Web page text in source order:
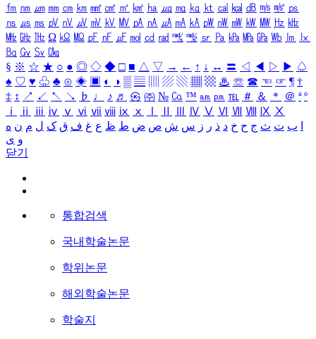
㎙ ㎚ ㎛ ㎜ ㎝ ㎞ ㎟ ㎠ ㎡ ㎢ ㏊ ㎍ ㎎ ㎏ ㏏ ㎈ ㎉ ㏈ ㎧ ㎨ ㎰
㎱ ㎲ ㎳ ㎴ ㎵ ㎶ ㎷ ㎸ ㎹ ㎀ ㎁ ㎂ ㎃ ㎄ ㎺ ㎻ ㎽ ㎾ ㎿ ㎐ ㎑
㎒ ㎓ ㎔ Ω ㏀ ㏁ ㎊ ㎋ ㎌ ㏖ ㏅ ㎭ ㎮ ㎯ ㏛ ㎩ ㎪ ㎫ ㎬ ㏝ ㏐
㏓
㏃ ㏉ ㏜ ㏆
§ ※ ☆ ★ ○ ● ◎ ◇ ◆ □ ■ △ ▽ → ← ↑ ↓ ↔ 〓 ◁ ◀ ▷ ▶ ♤
♠ ♡ ♥ ♧ ♣ ⊙ ◈ ▣ ◐ ◑ ▒ ▤ ▨ ▧ ▦ ▩ ♨ ☏ ☎ ☜ ☞ ¶ †
‡ ↕ ↗ ↙ ↖ ↘ ♭ ♩ ♪ ♬ ㉿ ㈜ № ㏇ ™ ㏂ ㏘ ℡ ＃ ＆ ＊ ＠ ª º
ⅰ
ⅱ ⅲ ⅳ ⅴ ⅵ ⅶ ⅷ ⅸ ⅹ Ⅳ Ⅴ Ⅵ Ⅶ Ⅷ Ⅸ Ⅹ
ب ت ث ج ح خ د ذ ر ز س ش ص ض ط ظ ع غ ف ق ک ل م ن ه
و ی
닫기
통합검색
국내학술논문
학위논문
해외학술논문
학술지